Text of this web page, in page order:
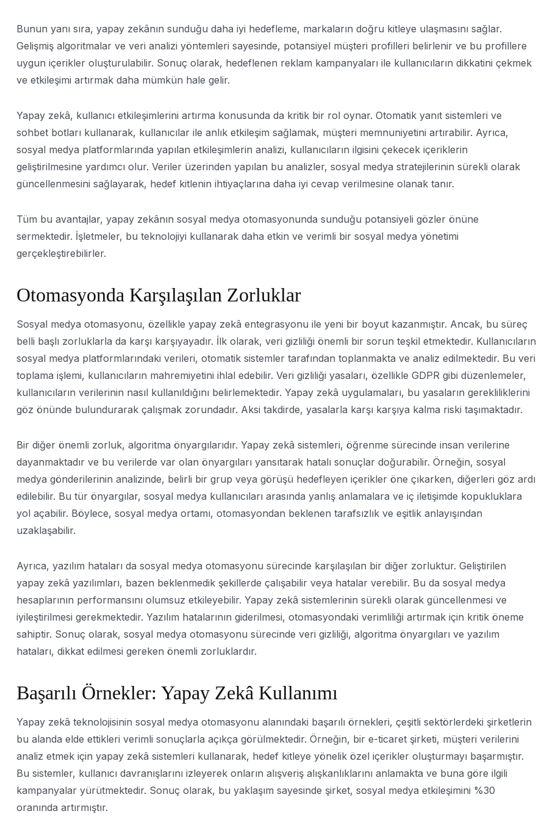
Bunun yanı sıra, yapay zekânın sunduğu daha iyi hedefleme, markaların doğru kitleye ulaşmasını sağlar.
Gelişmiş algoritmalar ve veri analizi yöntemleri sayesinde, potansiyel müşteri profilleri belirlenir ve bu profillere
uygun içerikler oluşturulabilir. Sonuç olarak, hedeflenen reklam kampanyaları ile kullanıcıların dikkatini çekmek
ve etkileşimi artırmak daha mümkün hale gelir.
Yapay zekâ, kullanıcı etkileşimlerini artırma konusunda da kritik bir rol oynar. Otomatik yanıt sistemleri ve
sohbet botları kullanarak, kullanıcılar ile anlık etkileşim sağlamak, müşteri memnuniyetini artırabilir. Ayrıca,
sosyal medya platformlarında yapılan etkileşimlerin analizi, kullanıcıların ilgisini çekecek içeriklerin
geliştirilmesine yardımcı olur. Veriler üzerinden yapılan bu analizler, sosyal medya stratejilerinin sürekli olarak
güncellenmesini sağlayarak, hedef kitlenin ihtiyaçlarına daha iyi cevap verilmesine olanak tanır.
Tüm bu avantajlar, yapay zekânın sosyal medya otomasyonunda sunduğu potansiyeli gözler önüne
sermektedir. İşletmeler, bu teknolojiyi kullanarak daha etkin ve verimli bir sosyal medya yönetimi
gerçekleştirebilirler.
Otomasyonda Karşılaşılan Zorluklar
Sosyal medya otomasyonu, özellikle yapay zekâ entegrasyonu ile yeni bir boyut kazanmıştır. Ancak, bu süreç
belli başlı zorluklarla da karşı karşıyayadır. İlk olarak, veri gizliliği önemli bir sorun teşkil etmektedir. Kullanıcıların
sosyal medya platformlarındaki verileri, otomatik sistemler tarafından toplanmakta ve analiz edilmektedir. Bu veri
toplama işlemi, kullanıcıların mahremiyetini ihlal edebilir. Veri gizliliği yasaları, özellikle GDPR gibi düzenlemeler,
kullanıcıların verilerinin nasıl kullanıldığını belirlemektedir. Yapay zekâ uygulamaları, bu yasaların gerekliliklerini
göz önünde bulundurarak çalışmak zorundadır. Aksi takdirde, yasalarla karşı karşıya kalma riski taşımaktadır.
Bir diğer önemli zorluk, algoritma önyargılarıdır. Yapay zekâ sistemleri, öğrenme sürecinde insan verilerine
dayanmaktadır ve bu verilerde var olan önyargıları yansıtarak hatalı sonuçlar doğurabilir. Örneğin, sosyal
medya gönderilerinin analizinde, belirli bir grup veya görüşü hedefleyen içerikler öne çıkarken, diğerleri göz ardı
edilebilir. Bu tür önyargılar, sosyal medya kullanıcıları arasında yanlış anlamalara ve iç iletişimde kopukluklara
yol açabilir. Böylece, sosyal medya ortamı, otomasyondan beklenen tarafsızlık ve eşitlik anlayışından
uzaklaşabilir.
Ayrıca, yazılım hataları da sosyal medya otomasyonu sürecinde karşılaşılan bir diğer zorluktur. Geliştirilen
yapay zekâ yazılımları, bazen beklenmedik şekillerde çalışabilir veya hatalar verebilir. Bu da sosyal medya
hesaplarının performansını olumsuz etkileyebilir. Yapay zekâ sistemlerinin sürekli olarak güncellenmesi ve
iyileştirilmesi gerekmektedir. Yazılım hatalarının giderilmesi, otomasyondaki verimliliği artırmak için kritik öneme
sahiptir. Sonuç olarak, sosyal medya otomasyonu sürecinde veri gizliliği, algoritma önyargıları ve yazılım
hataları, dikkat edilmesi gereken önemli zorluklardır.
Başarılı Örnekler: Yapay Zekâ Kullanımı
Yapay zekâ teknolojisinin sosyal medya otomasyonu alanındaki başarılı örnekleri, çeşitli sektörlerdeki şirketlerin
bu alanda elde ettikleri verimli sonuçlarla açıkça görülmektedir. Örneğin, bir e-ticaret şirketi, müşteri verilerini
analiz etmek için yapay zekâ sistemleri kullanarak, hedef kitleye yönelik özel içerikler oluşturmayı başarmıştır.
Bu sistemler, kullanıcı davranışlarını izleyerek onların alışveriş alışkanlıklarını anlamakta ve buna göre ilgili
kampanyalar yürütmektedir. Sonuç olarak, bu yaklaşım sayesinde şirket, sosyal medya etkileşimini %30
oranında artırmıştır.